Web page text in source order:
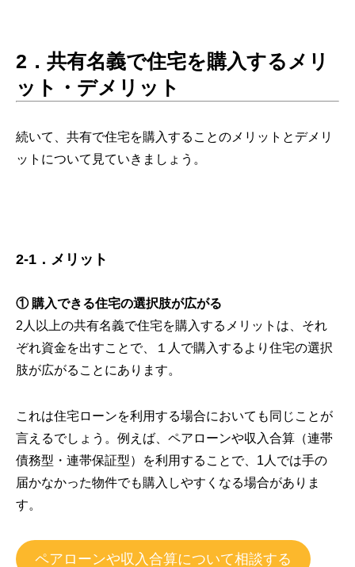
2．共有名義で住宅を購入するメリ
ット・デメリット
続いて、共有で住宅を購入することのメリットとデメリ
ットについて見ていきましょう。
2-1．メリット
① 購入できる住宅の選択肢が広がる
2人以上の共有名義で住宅を購入するメリットは、それ
ぞれ資金を出すことで、１人で購入するより住宅の選択
肢が広がることにあります。
これは住宅ローンを利用する場合においても同じことが
言えるでしょう。例えば、ペアローンや収入合算（連帯
債務型・連帯保証型）を利用することで、1人では手の
届かなかった物件でも購入しやすくなる場合がありま
す。
ペアローンや収入合算について相談する